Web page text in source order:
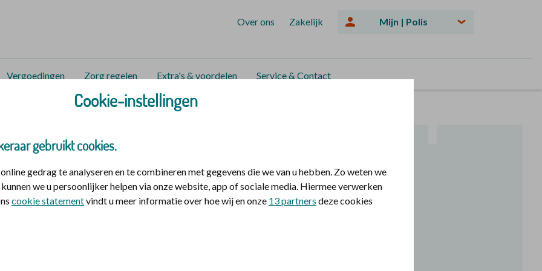
Over ons Zakelijk Mijn | Polis
Vergoedingen Zorg regelen Extra's & voordelen Service & Contact
Zorgen voor elkaar en jezelf
Dat heeft veel invloed
daarin verschillende
hier gaat het vooral
Cookie-instellingen
gebruikt cookies.
gedrag te analyseren en te combineren met gegevens die we van u hebben. Zo weten we
we u persoonlijker helpen via onze website, app of sociale media. Hiermee verwerken
cookie statementvindt u meer informatie over hoe wij en onze 13 partners deze cookies